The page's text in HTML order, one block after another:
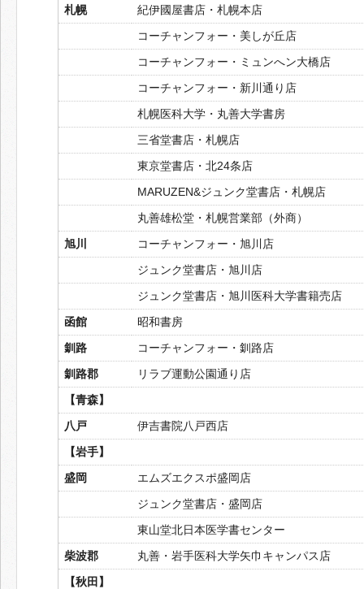
札幌
紀伊國屋書店・札幌本店
コーチャンフォー・美しが丘店
コーチャンフォー・ミュンへン大橋店
コーチャンフォー・新川通り店
札幌医科大学・丸善大学書房
三省堂書店・札幌店
東京堂書店・北24条店
MARUZEN&ジュンク堂書店・札幌店
丸善雄松堂・札幌営業部（外商）
旭川
コーチャンフォー・旭川店
ジュンク堂書店・旭川店
ジュンク堂書店・旭川医科大学書籍売店
函館
昭和書房
釧路
コーチャンフォー・釧路店
釧路郡
リラブ運動公園通り店
【青森】
八戸
伊吉書院八戸西店
【岩手】
盛岡
エムズエクスポ盛岡店
ジュンク堂書店・盛岡店
東山堂北日本医学書センター
柴波郡
丸善・岩手医科大学矢巾キャンパス店
【秋田】